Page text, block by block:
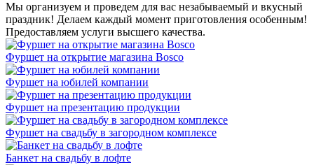
Мы организуем и проведем для вас незабываемый и вкусный
праздник! Делаем каждый момент приготовления особенным!
Предоставляем услуги высшего качества.
Фуршет на открытие магазина Bosco
Фуршет на юбилей компании
Фуршет на презентацию продукции
Фуршет на свадьбу в загородном комплексе
Банкет на свадьбу в лофте